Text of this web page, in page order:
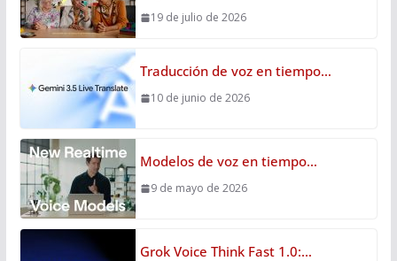
19 de julio de 2026
Traducción de voz en tiempo…
10 de junio de 2026
Modelos de voz en tiempo…
9 de mayo de 2026
Grok Voice Think Fast 1.0:…